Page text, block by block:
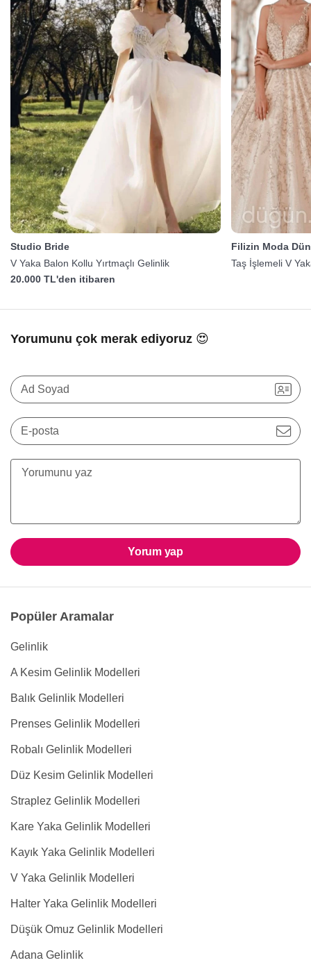
Studio Bride
V Yaka Balon Kollu Yırtmaçlı Gelinlik
20.000 TL'den itibaren
Filizin Moda
Taş İşlemeli V
Yorumunu çok merak ediyoruz 😍
Ad Soyad
E-posta
Yorum yap
Popüler Aramalar
Gelinlik
A Kesim Gelinlik Modelleri
Balık Gelinlik Modelleri
Prenses Gelinlik Modelleri
Robalı Gelinlik Modelleri
Düz Kesim Gelinlik Modelleri
Straplez Gelinlik Modelleri
Kare Yaka Gelinlik Modelleri
Kayık Yaka Gelinlik Modelleri
V Yaka Gelinlik Modelleri
Halter Yaka Gelinlik Modelleri
Düşük Omuz Gelinlik Modelleri
Adana Gelinlik